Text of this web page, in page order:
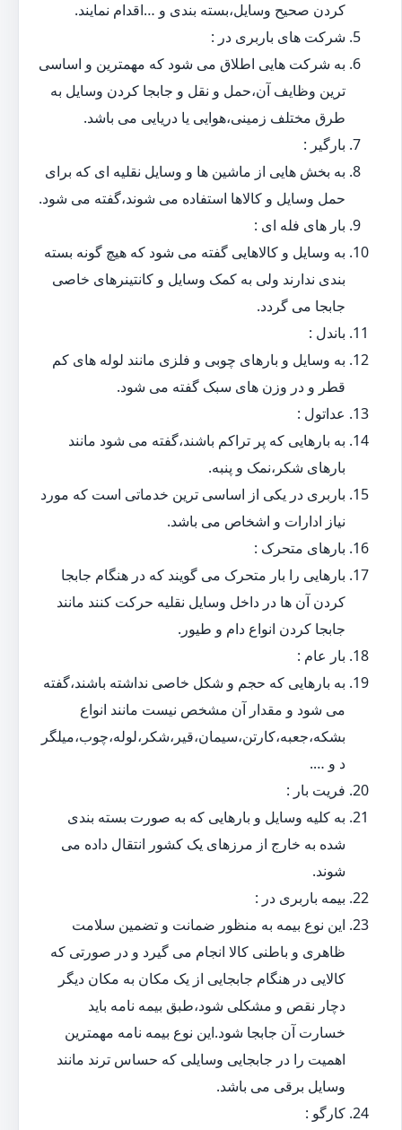
کردن صحیح وسایل،بسته بندی و …اقدام نمایند.
شرکت های باربری در :
به شرکت هایی اطلاق می شود که مهمترین و اساسی
ترین وظایف آن،حمل و نقل و جابجا کردن وسایل به
طرق مختلف زمینی،هوایی یا دریایی می باشد.
بارگیر :
به بخش هایی از ماشین ها و وسایل نقلیه ای که برای
حمل وسایل و کالاها استفاده می شوند،گفته می شود.
بار های فله ای :
به وسایل و کالاهایی گفته می شود که هیچ گونه بسته
بندی ندارند ولی به کمک وسایل و کانتینرهای خاصی
جابجا می گردد.
باندل :
به وسایل و بارهای چوبی و فلزی مانند لوله های کم
قطر و در وزن های سبک گفته می شود.
عداتول :
به بارهایی که پر تراکم باشند،گفته می شود مانند
بارهای شکر،نمک و پنبه.
باربری در یکی از اساسی ترین خدماتی است که مورد
نیاز ادارات و اشخاص می باشد.
بارهای متحرک :
بارهایی را بار متحرک می گویند که در هنگام جابجا
کردن آن ها در داخل وسایل نقلیه حرکت کنند مانند
جابجا کردن انواع دام و طیور.
بار عام :
به بارهایی که حجم و شکل خاصی نداشته باشند،گفته
می شود و مقدار آن مشخص نیست مانند انواع
بشکه،جعبه،کارتن،سیمان،قیر،شکر،لوله،چوب،میلگر
د و ….
فریت بار :
به کلیه وسایل و بارهایی که به صورت بسته بندی
شده به خارج از مرزهای یک کشور انتقال داده می
شوند.
بیمه باربری در :
این نوع بیمه به منظور ضمانت و تضمین سلامت
ظاهری و باطنی کالا انجام می گیرد و در صورتی که
کالایی در هنگام جابجایی از یک مکان به مکان دیگر
دچار نقص و مشکلی شود،طبق بیمه نامه باید
خسارت آن جابجا شود.این نوع بیمه نامه مهمترین
اهمیت را در جابجایی وسایلی که حساس ترند مانند
وسایل برقی می باشد.
کارگو :